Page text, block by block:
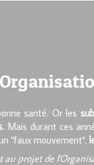
santé. Or les
Mais durant ces
"faux mouvement",
projet de